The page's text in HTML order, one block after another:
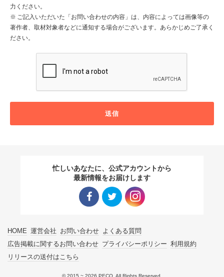
力ください。
ご記入いただいた「お問い合わせの内容」は、内容によっては画像等の
著作者、取材対象者などに通知する場合がございます。あらかじめご了承く
ださい。
送信
忙しいあなたに、公式アカウントから
最新情報をお届けします
HOME 運営会社 お問い合わせ よくある質問
広告掲載に関するお問い合わせ プライバシーポリシー 利用規約
リリースの送付はこちら
© 2015 ~ 2026 PECO. All Rights Reserved.